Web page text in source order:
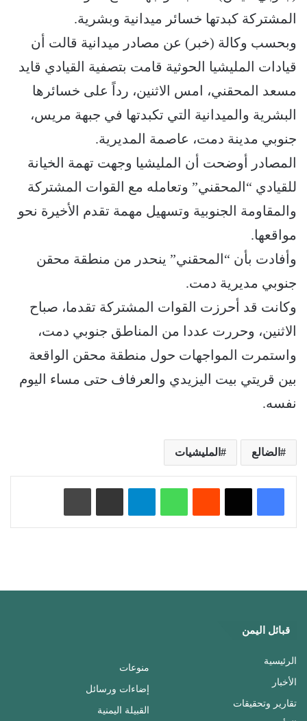
المشتركة كبدتها خسائر ميدانية وبشرية.
وبحسب وكالة (خبر) عن مصادر ميدانية قالت أن
قيادات المليشيا الحوثية قامت بتصفية القيادي قايد
مسعد المحقني، امس الاثنين، رداً على خسائرها
البشرية والميدانية التي تكبدتها في جبهة مريس،
جنوبي مدينة دمت، عاصمة المديرية.
المصادر أوضحت أن المليشيا وجهت تهمة الخيانة
للقيادي “المحقني” وتعامله مع القوات المشتركة
والمقاومة الجنوبية وتسهيل مهمة تقدم الأخيرة نحو
مواقعها.
وأفادت بأن “المحقني” ينحدر من منطقة محقن
جنوبي مديرية دمت.
وكانت قد أحرزت القوات المشتركة تقدما، صباح
الاثنين، وحررت عددا من المناطق جنوبي دمت،
واستمرت المواجهات حول منطقة محقن الواقعة
بين قريتي بيت اليزيدي والعرفاف حتى مساء اليوم
نفسه.
الضالع المليشيات
واتساب تيلقرام
قبائل اليمن
الرئيسية
الأخبار
تقارير وتحقيقات
منوعات
إضاءات ورسائل
القبيلة اليمنية